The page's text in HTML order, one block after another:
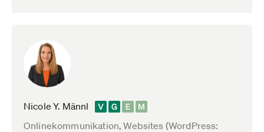
Nicole Y. Männl
Onlinekommunikation, Websites (WordPress: